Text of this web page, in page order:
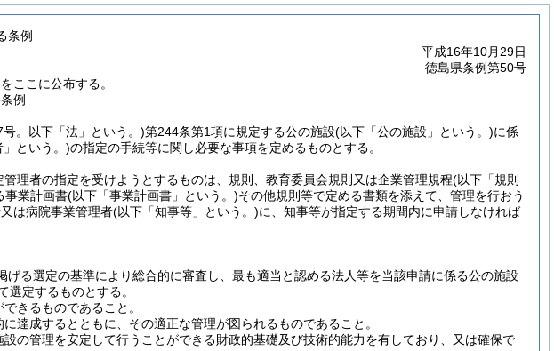
条例
平成16年10月29日
徳島県条例第50号
ここに公布する。
例
。以下「法」という。)第244条第1項に規定する公の施設(以下「公の施設」という。)に係
という。)の指定の手続等に関し必要な事項を定めるものとする。
管理者の指定を受けようとするものは、規則、教育委員会規則又は企業管理規程(以下「規則
事業計画書(以下「事業計画書」という。)その他規則等で定める書類を添えて、管理を行おう
は病院事業管理者(以下「知事等」という。)に、知事等が指定する期間内に申請しなければ
る選定の基準により総合的に審査し、最も適当と認める法人等を当該申請に係る公の施設
選定するものとする。
きるものであること。
達成するとともに、その適正な管理が図られるものであること。
の管理を安定して行うことができる財政的基礎及び技術的能力を有しており、又は確保で